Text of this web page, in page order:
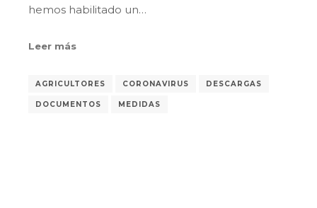
hemos habilitado un…
Leer más
AGRICULTORES CORONAVIRUS DESCARGAS
DOCUMENTOS MEDIDAS